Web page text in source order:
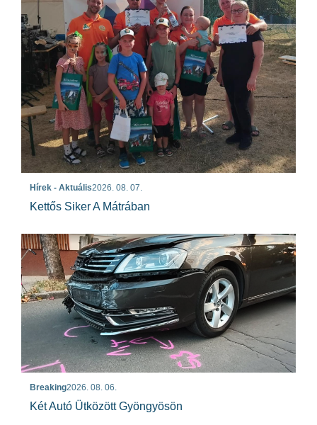
Hírek - Aktuális2026. 08. 07.
Kettős Siker A Mátrában
Breaking2026. 08. 06.
Két Autó Ütközött Gyöngyösön